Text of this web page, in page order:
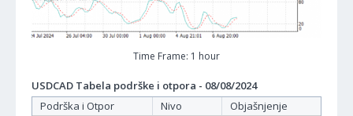
Time Frame: 1 hour
USDCAD Tabela podrške i otpora - 08/08/2024
Podrška i Otpor
Nivo
Objašnjenje